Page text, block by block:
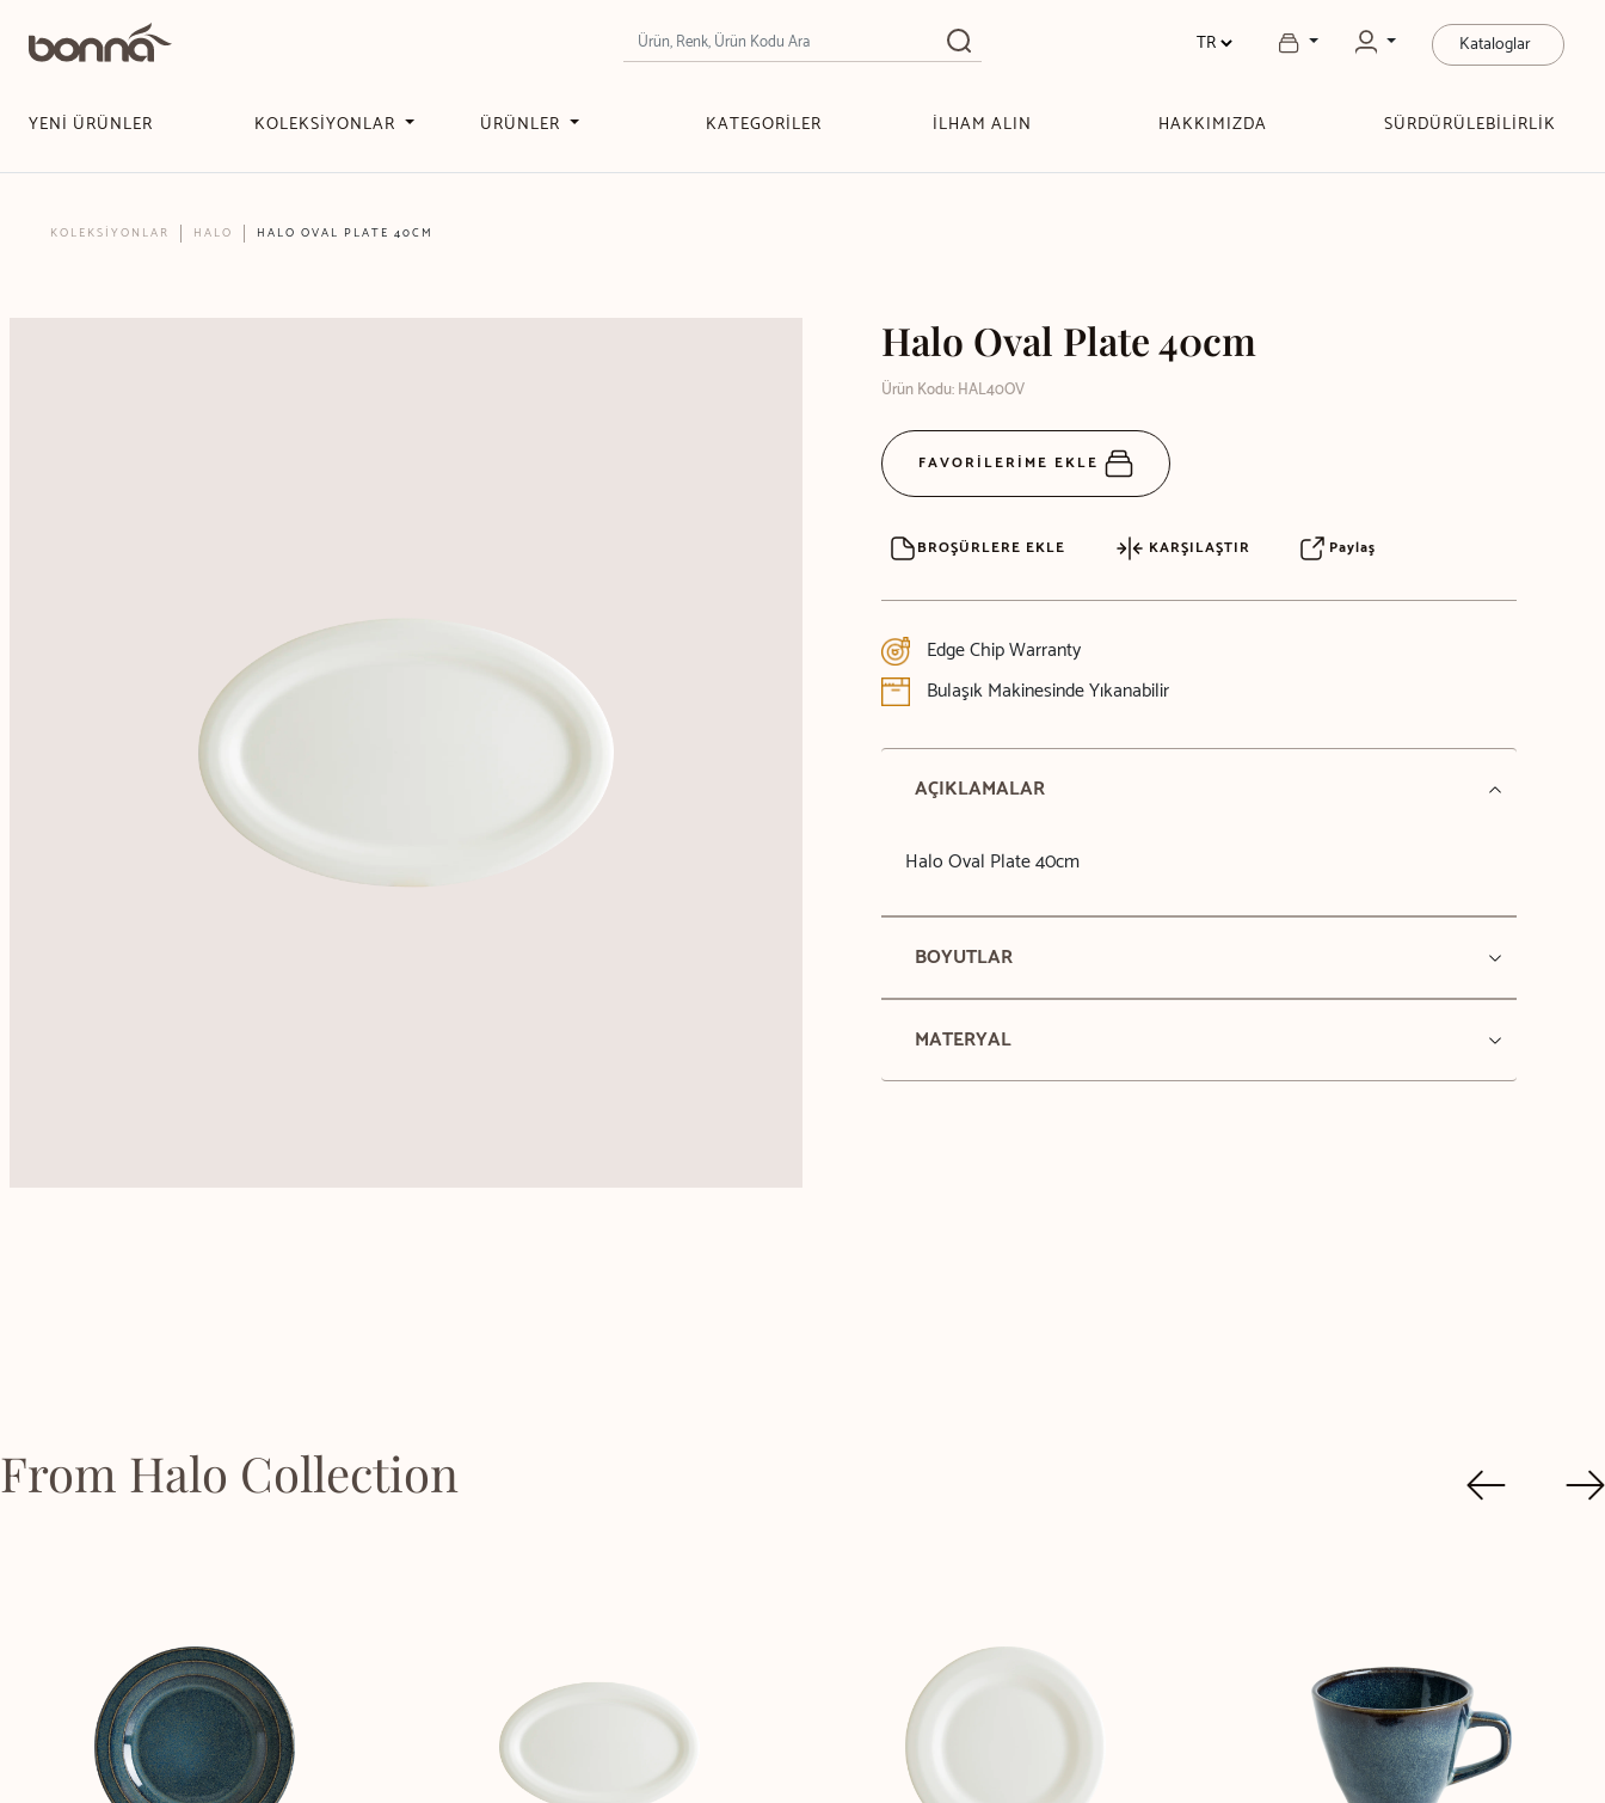
Kataloglar
YENİ ÜRÜNLER KOLEKSİYONLAR ÜRÜNLER KATEGORİLER İLHAM ALIN HAKKIMIZDA SÜRDÜRÜLEBİLİRLİK
KOLEKSİYONLAR HALO HALO OVAL PLATE 40CM
Halo Oval Plate 40cm
Ürün Kodu: HAL40OV
FAVORİLERİME EKLE
BROŞÜRLERE EKLE KARŞILAŞTIR Paylaş
Edge Chip Warranty
Bulaşık Makinesinde Yıkanabilir
AÇIKLAMALAR
Halo Oval Plate 40cm
BOYUTLAR
MATERYAL
From Halo Collection